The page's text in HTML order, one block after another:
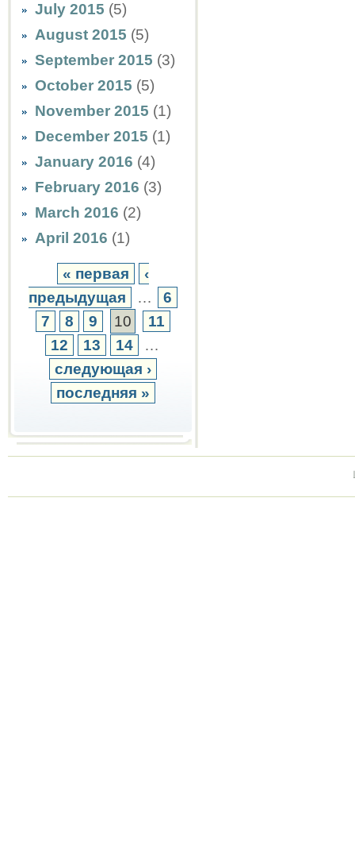
July 2015 (5)
August 2015 (5)
September 2015 (3)
October 2015 (5)
November 2015 (1)
December 2015 (1)
January 2016 (4)
February 2016 (3)
March 2016 (2)
April 2016 (1)
« первая
‹
предыдущая
…
6
7
8 9 10
11
12
13 14
…
следующая ›
последняя »